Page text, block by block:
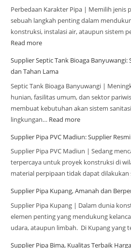
Perbedaan Karakter Pipa | Memilih jenis
sebuah langkah penting dalam
konstruksi, instalasi air, ataupun sistem
Read more
Supplier Septic Tank Bioaga Banyuwangi:
dan Tahan Lama
Septic Tank Bioaga Banyuwangi |
hunian, fasilitas umum, dan sektor
membuat kebutuhan akan sistem
lingkungan… Read more
Supplier Pipa PVC Madiun: Supplier
Supplier Pipa PVC Madiun | Sedang
terpercaya untuk proyek konstruksi di
material perpipaan tidak dapat dilakukan
Supplier Pipa Kupang, Amanah dan
Supplier Pipa Kupang | Dalam dunia
elemen penting yang mendukung
udara, ataupun limbah. Di Kupang yang
Supplier Pipa Bima, Kualitas Terbaik